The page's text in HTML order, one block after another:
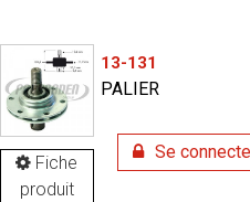
Fiche
produit
13-131
PALIER
Se